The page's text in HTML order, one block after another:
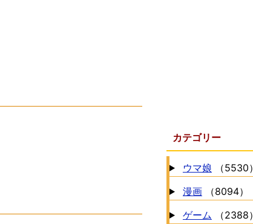
カテゴリー
ウマ娘
（5530）
漫画
（8094）
ゲーム
（2388）